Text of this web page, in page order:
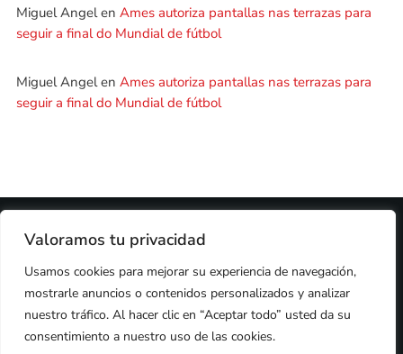
Valoramos tu privacidad
Usamos cookies para mejorar su experiencia de navegación,
mostrarle anuncios o contenidos personalizados y analizar
nuestro tráfico. Al hacer clic en “Aceptar todo” usted da su
consentimiento a nuestro uso de las cookies.
Miguel Angelen Ames autoriza pantallas nas terrazas para
seguir a final do Mundial de fútbol
Miguel Angelen Ames autoriza pantallas nas terrazas para
seguir a final do Mundial de fútbol
2024 © PROPIEDAD DE DEZASETE MEDIA SL
COOKIES
AVISO LEGAL
PUBLICIDAD
CONTACTO